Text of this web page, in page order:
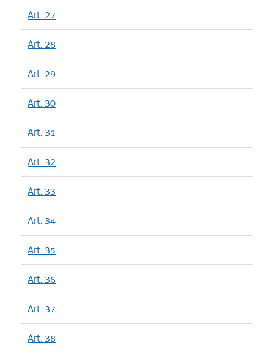
Art. 27
Art. 28
Art. 29
Art. 30
Art. 31
Art. 32
Art. 33
Art. 34
Art. 35
Art. 36
Art. 37
Art. 38